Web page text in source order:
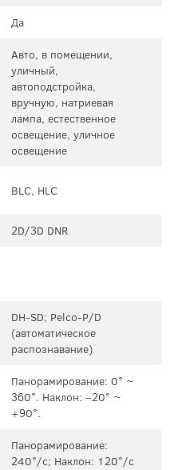
Да
Авто, в помещении,
уличный,
автоподстройка,
вручную, натриевая
лампа, естественное
освещение, уличное
освещение
BLC, HLC
2D/3D DNR
DH-SD; Pelco-P/D
(автоматическое
распознавание)
Панорамирование: 0° ~
360°. Наклон: –20° ~
+90°.
Панорамирование:
240°/с; Наклон: 120°/с